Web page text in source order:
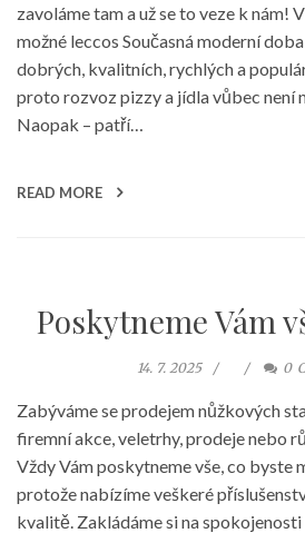
zavoláme tam a už se to veze k nám!
možné leccos Současná moderní
dobrých, kvalitních, rychlých a
proto rozvoz pizzy a jídla vůbec není
Naopak – patří…
READ MORE
Poskytneme Vám
14. 7. 2025 0
Zabýváme se prodejem nůžkových
firemní akce, veletrhy, prodeje nebo
Vždy Vám poskytneme vše, co byste
protože nabízíme veškeré
kvalitě. Zakládáme si na